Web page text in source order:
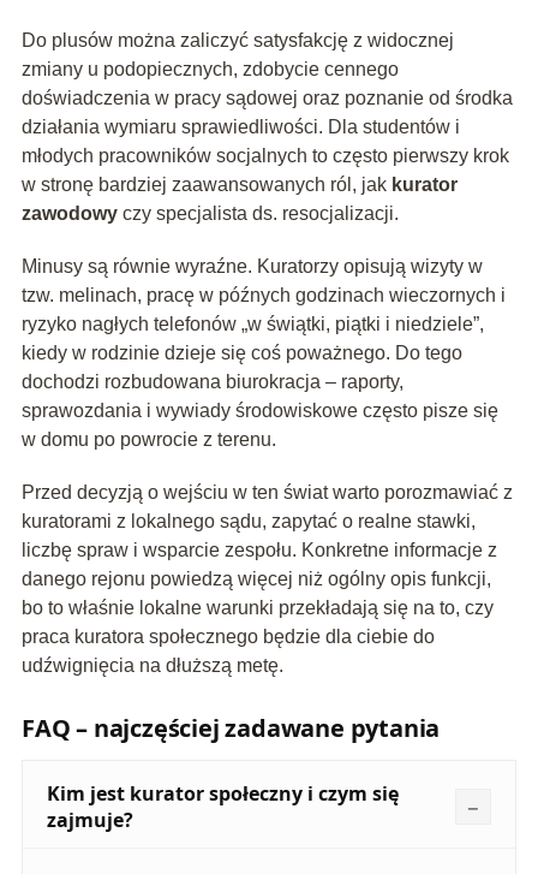
Do plusów można zaliczyć satysfakcję z widocznej
zmiany u podopiecznych, zdobycie cennego
doświadczenia w pracy sądowej oraz poznanie od środka
działania wymiaru sprawiedliwości. Dla studentów i
młodych pracowników socjalnych to często pierwszy krok
w stronę bardziej zaawansowanych ról, jak kurator
zawodowyczy specjalista ds. resocjalizacji.
Minusy są równie wyraźne. Kuratorzy opisują wizyty w
tzw. melinach, pracę w późnych godzinach wieczornych i
ryzyko nagłych telefonów „w świątki, piątki i niedziele”,
kiedy w rodzinie dzieje się coś poważnego. Do tego
dochodzi rozbudowana biurokracja – raporty,
sprawozdania i wywiady środowiskowe często pisze się
w domu po powrocie z terenu.
Przed decyzją o wejściu w ten świat warto porozmawiać z
kuratorami z lokalnego sądu, zapytać o realne stawki,
liczbę spraw i wsparcie zespołu. Konkretne informacje z
danego rejonu powiedzą więcej niż ogólny opis funkcji,
bo to właśnie lokalne warunki przekładają się na to, czy
praca kuratora społecznego będzie dla ciebie do
udźwignięcia na dłuższą metę.
FAQ – najczęściej zadawane pytania
Kim jest kurator społeczny i czym się
zajmuje?